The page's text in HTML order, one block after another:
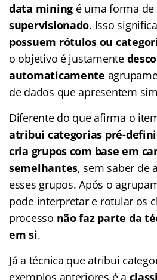
data mining é uma forma de
supervisionado. Isso
possuem rótulos ou
o objetivo é justamente
automaticamente
de dados que apresentem
Diferente do que afirma o
atribui categorias pré-
cria grupos com base em
semelhantes, sem saber de
esses grupos. Após o
pode interpretar e rotular os
processo não faz parte da
em si.
Já a técnica que atribui
exemplos anteriores é a